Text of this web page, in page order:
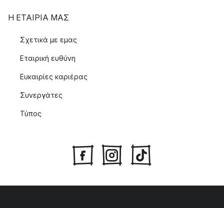
Η ΕΤΑΊΡΙΑ ΜΑΣ
Σχετικά με εμας
Εταιρική ευθύνη
Ευκαιρίες καριέρας
Συνεργάτες
Τύπος